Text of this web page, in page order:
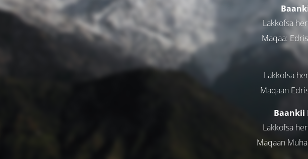
Lakkofsa
Maqaa:
Lakkofsa
Maqaan
Baankii
Lakkofsa
Maqaan